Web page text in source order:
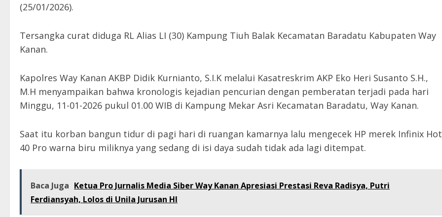
(25/01/2026).
Tersangka curat diduga RL Alias LI (30) Kampung Tiuh Balak Kecamatan Baradatu Kabupaten Way
Kanan.
Kapolres Way Kanan AKBP Didik Kurnianto, S.I.K melalui Kasatreskrim AKP Eko Heri Susanto S.H.,
M.H menyampaikan bahwa kronologis kejadian pencurian dengan pemberatan terjadi pada hari
Minggu, 11-01-2026 pukul 01.00 WIB di Kampung Mekar Asri Kecamatan Baradatu, Way Kanan.
Saat itu korban bangun tidur di pagi hari di ruangan kamarnya lalu mengecek HP merek Infinix Hot
40 Pro warna biru miliknya yang sedang di isi daya sudah tidak ada lagi ditempat.
Baca Juga Ketua Pro Jurnalis Media Siber Way Kanan Apresiasi Prestasi Reva Radisya, Putri
Ferdiansyah, Lolos di Unila Jurusan HI